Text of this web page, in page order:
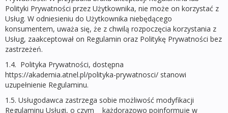
Polityki Prywatności przez Użytkownika, nie może on korzystać z
Usług. W odniesieniu do Użytkownika niebędącego
konsumentem, uważa się, że z chwilą rozpoczęcia korzystania z
Usług, zaakceptował on Regulamin oraz Politykę Prywatności bez
zastrzeżeń.
1.4. Polityka Prywatności, dostępna
https://akademia.atnel.pl/polityka-prywatnosci/ stanowi
uzupełnienie Regulaminu.
1.5. Usługodawca zastrzega sobie możliwość modyfikacji
Regulaminu Usługi, o czym każdorazowo poinformuje w